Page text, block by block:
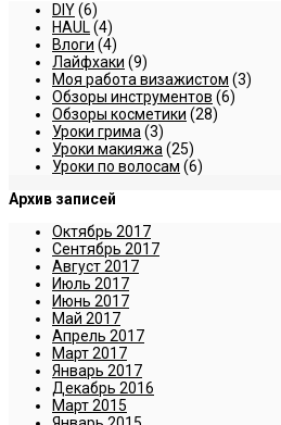
DIY(6)
HAUL (4)
Влоги (4)
Лайфхаки (9)
Моя работа визажистом (3)
Обзоры инструментов (6)
Обзоры косметики (28)
Уроки грима (3)
Уроки макияжа (25)
Уроки по волосам (6)
Архив записей
Октябрь 2017
Сентябрь 2017
Август 2017
Июль 2017
Июнь 2017
Май 2017
Апрель 2017
Март 2017
Январь 2017
Декабрь 2016
Март 2015